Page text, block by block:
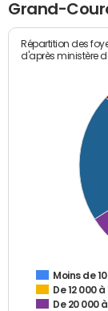
Grand-
Répartition des
d'après ministère
Moins de
De 12 000
De 20 000